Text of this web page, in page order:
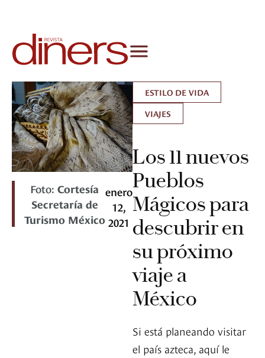
Foto:Cortesía
Secretaría de
Turismo México
enero
12,
2021
ESTILO DE VIDA
VIAJES
Los 11 nuevos
Pueblos
Mágicos para
descubrir en
su próximo
viaje a
México
Si está planeando visitar
el país azteca, aquí le